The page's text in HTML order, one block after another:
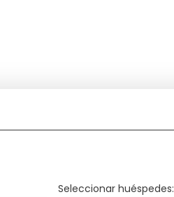
Seleccionar huéspedes: